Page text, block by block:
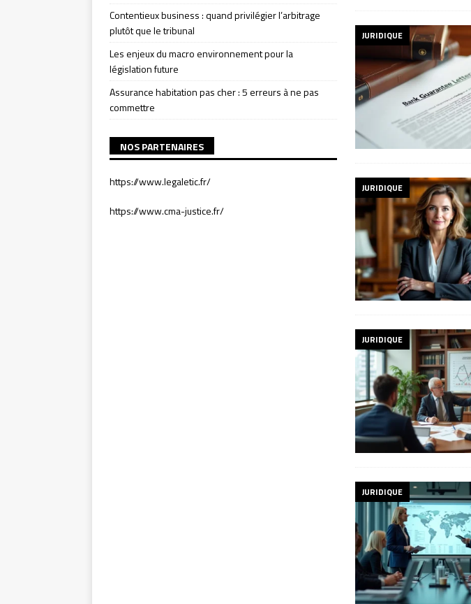
JURIDIQUE
JURIDIQUE
JURIDIQUE
JURIDIQUE
Contentieux business : quand privilégier l’arbitrage
plutôt que le tribunal
Les enjeux du macro environnement pour la
législation future
Assurance habitation pas cher : 5 erreurs à ne pas
commettre
NOS PARTENAIRES
https://www.legaletic.fr/
https://www.cma-justice.fr/